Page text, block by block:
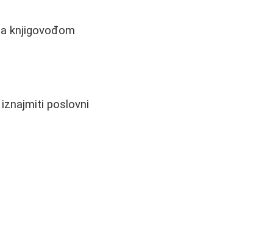
knjigovođom
poslovni